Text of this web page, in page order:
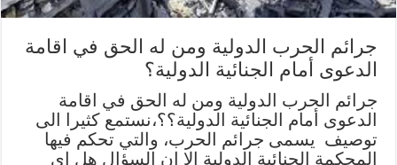
جرائم الحرب الدولية ومن له الحق في اقامة
الدعوى أمام الجنائية الدولية؟
جرائم الحرب الدولية ومن له الحق في اقامة
الدعوى أمام الجنائية الدولية؟؟،نستمع كثيرا الى
توصيف يسمى جرائم الحرب، والتي تحكم فيها
المحكمة الجنائية الدولية الا ان السؤال هل اي